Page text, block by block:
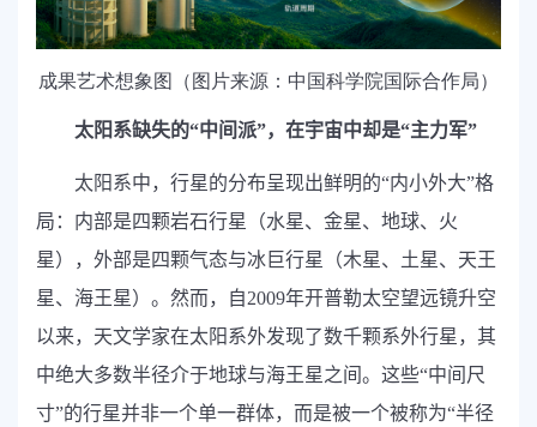
成果艺术想象图（图片来源：中国科学院国际合作局）
太阳系缺失的“中间派”，在宇宙中却是“主力军”
太阳系中，行星的分布呈现出鲜明的“内小外大”格
局：内部是四颗岩石行星（水星、金星、地球、火
星），外部是四颗气态与冰巨行星（木星、土星、天王
星、海王星）。然而，自2009年开普勒太空望远镜升空
以来，天文学家在太阳系外发现了数千颗系外行星，其
中绝大多数半径介于地球与海王星之间。这些“中间尺
寸”的行星并非一个单一群体，而是被一个被称为“半径